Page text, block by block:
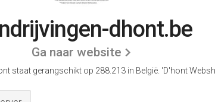
dhont.be
Ga naar website
staat gerangschikt op 288.213 in België. 'D'hont